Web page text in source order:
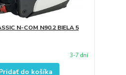
N-COM N90.2 BIELA 5
3-7 dní
do košíka